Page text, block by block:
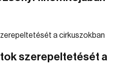
szerepeltetését a